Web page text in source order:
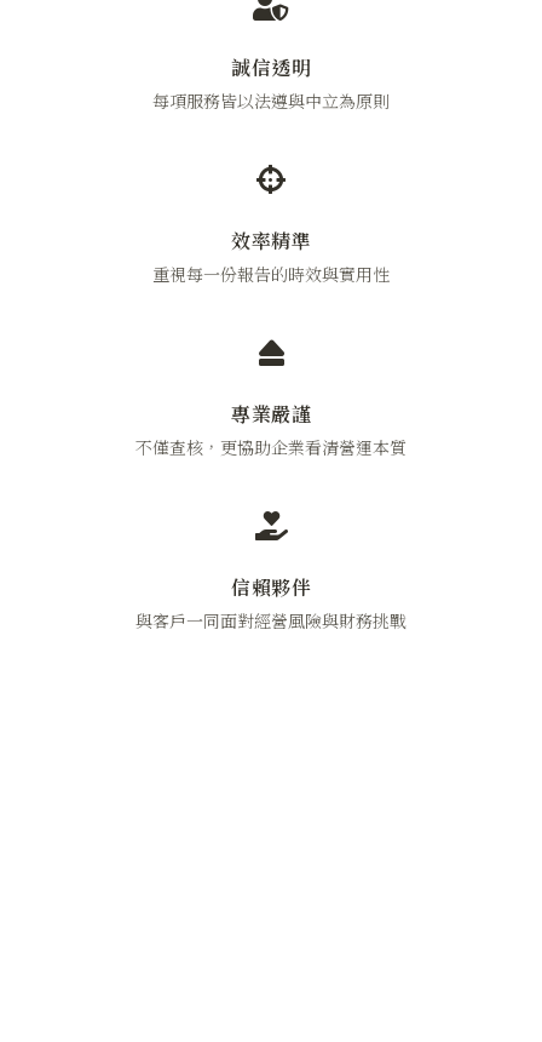
誠信透明
每項服務皆以法遵與中立為原則
效率精準
重視每一份報告的時效與實用性
專業嚴謹
不僅查核，更協助企業看清營運本質
信賴夥伴
與客戶一同面對經營風險與財務挑戰